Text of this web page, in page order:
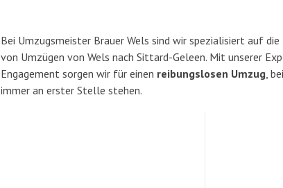
Bei Umzugsmeister Brauer Wels sind wir spezialisiert auf
von Umzügen von Wels nach Sittard-Geleen. Mit unserer
Engagement sorgen wir für einen reibungslosen Umzug,
immer an erster Stelle stehen.